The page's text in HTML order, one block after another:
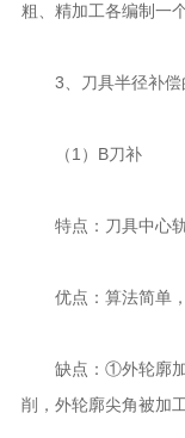
粗、精加工各编制一个
3、刀具半径补偿
（1）B刀补
特点：刀具中心轨
优点：算法简单，
缺点：①外轮廓加
削，外轮廓尖角被加